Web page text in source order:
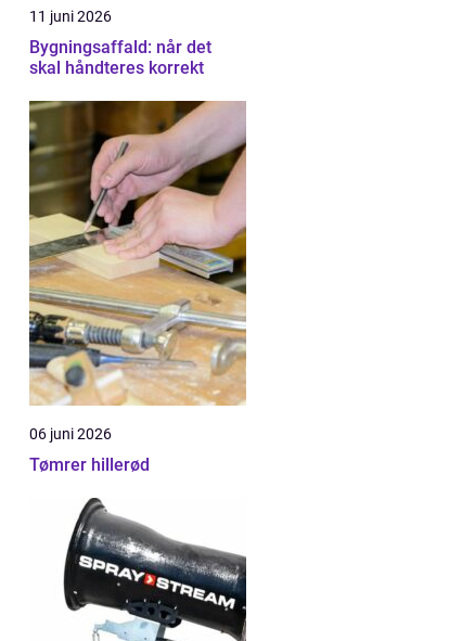
11 juni 2026
Bygningsaffald: når det
skal håndteres korrekt
06 juni 2026
Tømrer hillerød